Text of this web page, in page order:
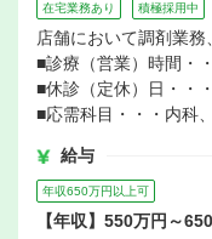
在宅業務あり 積極採用中
店舗において調剤業務
■診療（営業）時間・
■休診（定休）日・・
■応需科目・・・内科
給与
年収650万円以上可
【年収】550万円～